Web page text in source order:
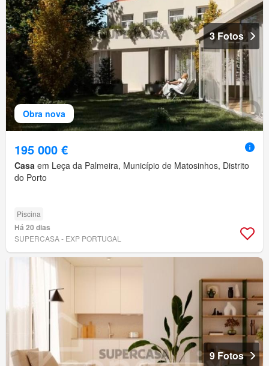
Obra nova
3 Fotos
195 000 €
Casa em Leça da Palmeira, Município de Matosinhos, Distrito
do Porto
Piscina
Há 20 dias
SUPERCASA - EXP PORTUGAL
9 Fotos